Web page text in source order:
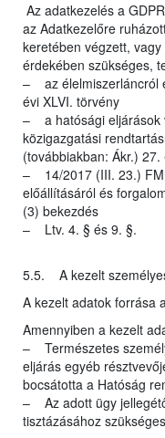
Az adatkezelés a
az Adatkezelőre
keretében végzett,
érdekében szükséges,
– az élelmiszerláncról
évi XLVI. törvény
– a hatósági eljárások
közigazgatási
(továbbiakban: Ákr.)
– 14/2017 (III. 23.) FM
előállításáról és
(3) bekezdés
– Ltv. 4. § és 9. §.
5.5. A kezelt
A kezelt adatok forrása
Amennyiben a kezelt
– Természetes
eljárás egyéb
bocsátotta a Hatóság
– Az adott ügy
tisztázásához